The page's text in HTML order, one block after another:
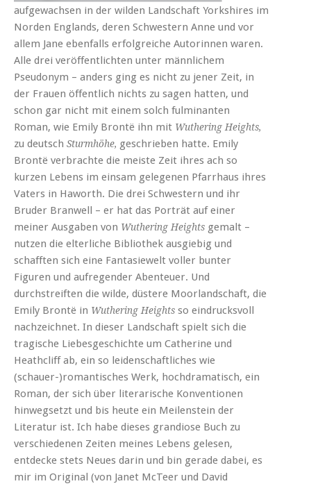
aufgewachsen in der wilden Landschaft Yorkshires im
Norden Englands, deren Schwestern Anne und vor
allem Jane ebenfalls erfolgreiche Autorinnen waren.
Alle drei veröffentlichten unter männlichem
Pseudonym – anders ging es nicht zu jener Zeit, in
der Frauen öffentlich nichts zu sagen hatten, und
schon gar nicht mit einem solch fulminanten
Roman, wie Emily Brontë ihn mit Wuthering Heights,
zu deutsch Sturmhöhe, geschrieben hatte. Emily
Brontë verbrachte die meiste Zeit ihres ach so
kurzen Lebens im einsam gelegenen Pfarrhaus ihres
Vaters in Haworth. Die drei Schwestern und ihr
Bruder Branwell – er hat das Porträt auf einer
meiner Ausgaben von Wuthering Heights gemalt –
nutzen die elterliche Bibliothek ausgiebig und
schafften sich eine Fantasiewelt voller bunter
Figuren und aufregender Abenteuer. Und
durchstreiften die wilde, düstere Moorlandschaft, die
Emily Brontë in Wuthering Heights so eindrucksvoll
nachzeichnet. In dieser Landschaft spielt sich die
tragische Liebesgeschichte um Catherine und
Heathcliff ab, ein so leidenschaftliches wie
(schauer-)romantisches Werk, hochdramatisch, ein
Roman, der sich über literarische Konventionen
hinwegsetzt und bis heute ein Meilenstein der
Literatur ist. Ich habe dieses grandiose Buch zu
verschiedenen Zeiten meines Lebens gelesen,
entdecke stets Neues darin und bin gerade dabei, es
mir im Original (von Janet McTeer und David